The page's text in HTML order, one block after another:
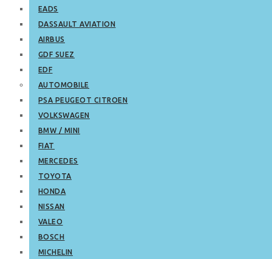
EADS
DASSAULT AVIATION
AIRBUS
GDF SUEZ
EDF
AUTOMOBILE
PSA PEUGEOT CITROEN
VOLKSWAGEN
BMW / MINI
FIAT
MERCEDES
TOYOTA
HONDA
NISSAN
VALEO
BOSCH
MICHELIN